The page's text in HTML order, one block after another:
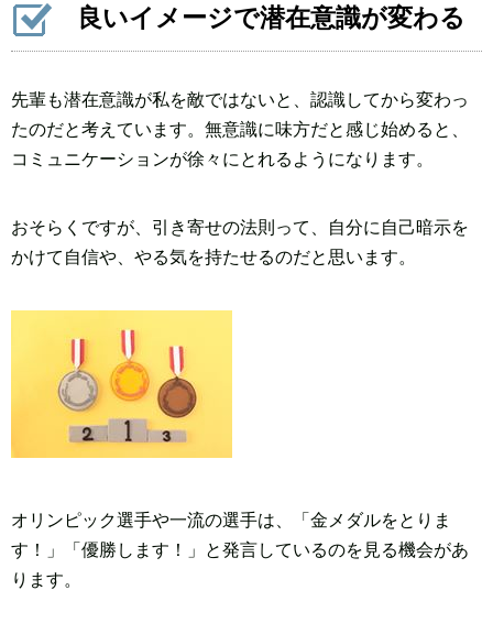
良いイメージで潜在意識が変わる
先輩も潜在意識が私を敵ではないと、認識してから変わっ
たのだと考えています。無意識に味方だと感じ始めると、
コミュニケーションが徐々にとれるようになります。
おそらくですが、引き寄せの法則って、自分に自己暗示を
かけて自信や、やる気を持たせるのだと思います。
オリンピック選手や一流の選手は、「金メダルをとりま
す！」「優勝します！」と発言しているのを見る機会があ
ります。